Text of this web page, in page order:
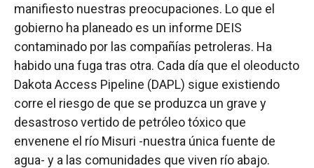
manifiesto nuestras preocupaciones. Lo que el
gobierno ha planeado es un informe DEIS
contaminado por las compañías petroleras. Ha
habido una fuga tras otra. Cada día que el oleoducto
Dakota Access Pipeline (DAPL) sigue existiendo
corre el riesgo de que se produzca un grave y
desastroso vertido de petróleo tóxico que
envenene el río Misuri -nuestra única fuente de
agua- y a las comunidades que viven río abajo.